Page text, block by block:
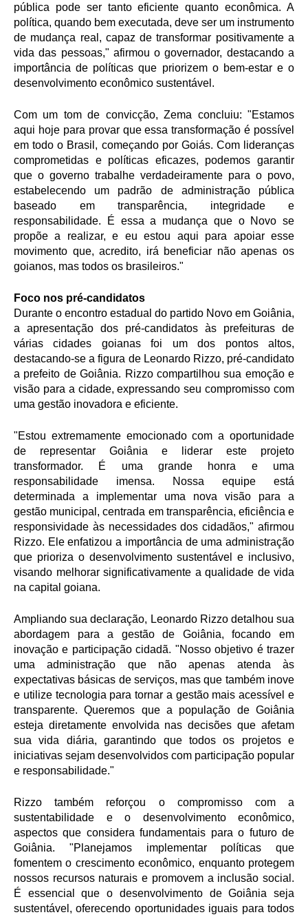
pública pode ser tanto eficiente quanto econômica. A
política, quando bem executada, deve ser um instrumento
de mudança real, capaz de transformar positivamente a
vida das pessoas," afirmou o governador, destacando a
importância de políticas que priorizem o bem-estar e o
desenvolvimento econômico sustentável.
Com um tom de convicção, Zema concluiu: "Estamos
aqui hoje para provar que essa transformação é possível
em todo o Brasil, começando por Goiás. Com lideranças
comprometidas e políticas eficazes, podemos garantir
que o governo trabalhe verdadeiramente para o povo,
estabelecendo um padrão de administração pública
baseado em transparência, integridade e
responsabilidade. É essa a mudança que o Novo se
propõe a realizar, e eu estou aqui para apoiar esse
movimento que, acredito, irá beneficiar não apenas os
goianos, mas todos os brasileiros."
Foco nos pré-candidatos
Durante o encontro estadual do partido Novo em Goiânia,
a apresentação dos pré-candidatos às prefeituras de
várias cidades goianas foi um dos pontos altos,
destacando-se a figura de Leonardo Rizzo, pré-candidato
a prefeito de Goiânia. Rizzo compartilhou sua emoção e
visão para a cidade, expressando seu compromisso com
uma gestão inovadora e eficiente.
"Estou extremamente emocionado com a oportunidade
de representar Goiânia e liderar este projeto
transformador. É uma grande honra e uma
responsabilidade imensa. Nossa equipe está
determinada a implementar uma nova visão para a
gestão municipal, centrada em transparência, eficiência e
responsividade às necessidades dos cidadãos," afirmou
Rizzo. Ele enfatizou a importância de uma administração
que prioriza o desenvolvimento sustentável e inclusivo,
visando melhorar significativamente a qualidade de vida
na capital goiana.
Ampliando sua declaração, Leonardo Rizzo detalhou sua
abordagem para a gestão de Goiânia, focando em
inovação e participação cidadã. "Nosso objetivo é trazer
uma administração que não apenas atenda às
expectativas básicas de serviços, mas que também inove
e utilize tecnologia para tornar a gestão mais acessível e
transparente. Queremos que a população de Goiânia
esteja diretamente envolvida nas decisões que afetam
sua vida diária, garantindo que todos os projetos e
iniciativas sejam desenvolvidos com participação popular
e responsabilidade."
Rizzo também reforçou o compromisso com a
sustentabilidade e o desenvolvimento econômico,
aspectos que considera fundamentais para o futuro de
Goiânia. "Planejamos implementar políticas que
fomentem o crescimento econômico, enquanto protegem
nossos recursos naturais e promovem a inclusão social.
É essencial que o desenvolvimento de Goiânia seja
sustentável, oferecendo oportunidades iguais para todos